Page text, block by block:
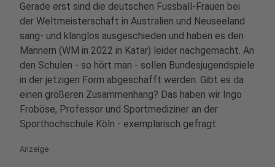
Gerade erst sind die deutschen Fussball-Frauen bei
der Weltmeisterschaft in Australien und Neuseeland
sang- und klanglos ausgeschieden und haben es den
Männern (WM in 2022 in Katar) leider nachgemacht. An
den Schulen - so hört man - sollen Bundesjugendspiele
in der jetzigen Form abgeschafft werden. Gibt es da
einen größeren Zusammenhang? Das haben wir Ingo
Froböse, Professor und Sportmediziner an der
Sporthochschule Köln - exemplarisch gefragt.
Anzeige